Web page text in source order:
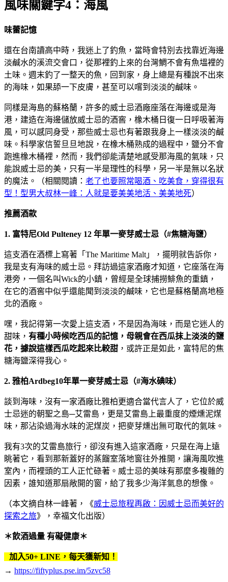
風味關鍵字4：海風
味蕾記憶
還在台南讀高中時，我迷上了釣魚，當時會特別去找靠近海邊
淡鹹水的溪流交會口，從那裡釣上來的台灣鯛不會有魚塭裡的
土味。週末釣了一整天的魚，回到家，身上總是有種說不出來
的海味，如果舔一下皮膚，甚至可以嚐到淡淡的鹹味。
同樣是海島的蘇格蘭，許多的威士忌酒廠座落在海邊或是海
港，建造在海邊儲放威士忌的酒窖，橡木桶日復一日呼吸著海
風，可以感同身受，那些威士忌也有著跟我身上一樣淡淡的鹹
味。科學家信誓旦旦地說，在橡木桶熟成的過程中，鹽分不會
跑進橡木桶裡，然而，我們卻能清楚地感受那海風的氣味，只
能說威士忌的美，只有一半是理性的科學，另一半是無以名狀
的魔法。（相關閱讀： 老了也要照常喝酒、吃美食，穿得很有
型！型男大叔林一峰：人就是要美美地活、美美地死）
推薦酒款
1. 富特尼Old Pulteney 12 年單一麥芽威士忌（#焦糖海鹽）
這支酒在酒標上寫著「The Maritime Malt」，擺明就告訴你，
我是支有海味的威士忌。拜訪過這家酒廠才知道，它座落在海
港旁，一個名叫Wick的小鎮，曾經是全球捕撈鯡魚的重鎮，
在它的酒窖中似乎還能聞到淡淡的鹹味，它也是蘇格蘭高地極
北的酒廠。
嘿，我記得第一次愛上這支酒，不是因為海味，而是它迷人的
甜味， 有種小時候吃西瓜的記憶，母親會在西瓜抹上淡淡的鹽
花，據說這樣西瓜吃起來比較甜 ，或許正是如此，富特尼的焦
糖海鹽深得我心。
2. 雅柏Ardbeg10年單一麥芽威士忌（#海水碘味）
談到海味，沒有一家酒廠比雅柏更適合當代言人了，它位於威
士忌迷的朝聖之島─艾雷島，更是艾雷島上最重度的煙燻泥煤
味，那沾染過海水味的泥煤炭，把麥芽燻出無可取代的氣味。
我有3次的艾雷島旅行，卻沒有進入這家酒廠，只是在海上遠
眺著它，看到那新蓋好的蒸餾室落地窗往外推開，讓海風吹進
室內，而裡頭的工人正忙碌著。威士忌的美味有那麼多複雜的
因素，誰知道那扇敞開的窗，給了我多少海洋氣息的想像。
（本文摘自林一峰著，《威士忌旅程再啟：因威士忌而美好的
探索之旅》，幸福文化出版）
＊飲酒過量 有礙健康＊
加入50+ LINE，每天獲新知！
→ https://fiftyplus.pse.im/5zvc58